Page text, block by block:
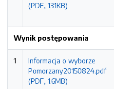
(PDF, 131KB)
Wynik postępowania
1
Informacja o wyborze
Pomorzany20150824.pdf
(PDF, 1.6MB)